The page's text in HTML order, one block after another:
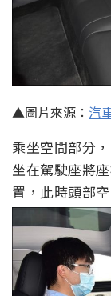
▲圖片來源： 汽
乘坐空間部分
坐在駕駛座將
置，此時頭部